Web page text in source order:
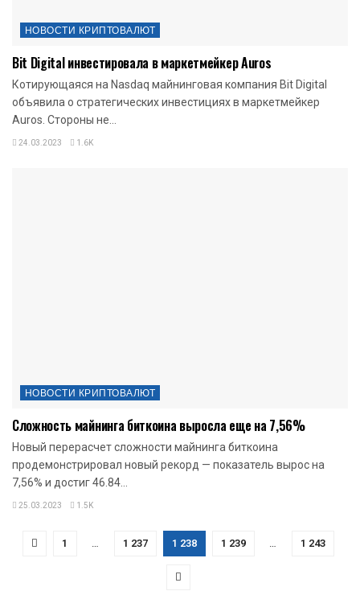
НОВОСТИ КРИПТОВАЛЮТ
Bit Digital инвестировала в маркетмейкер Auros
Котирующаяся на Nasdaq майнинговая компания Bit Digital
объявила о стратегических инвестициях в маркетмейкер
Auros. Стороны не...
24.03.2023 1.6K
НОВОСТИ КРИПТОВАЛЮТ
Сложность майнинга биткоина выросла еще на 7,56%
Новый перерасчет сложности майнинга биткоина
продемонстрировал новый рекорд — показатель вырос на
7,56% и достиг 46.84...
25.03.2023 1.5K
1 … 1 237 1 238 1 239 … 1 243